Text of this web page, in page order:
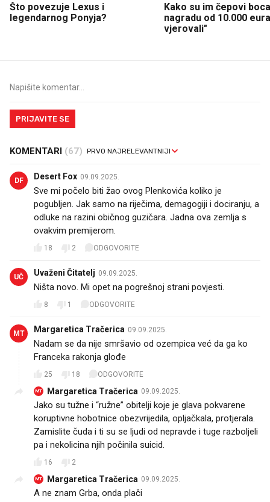
Što povezuje Lexus i
legendarnog Ponyja?
Kako su im čepovi
nagradu od 10.000
vjerovali"
PRIJAVITE SE
KOMENTARI (67)
DF Desert Fox 09.09.2025.
Sve mi počelo biti žao ovog Plenkovića koliko je
pogubljen. Jak samo na riječima, demagogiji i dociranju, a
odluke na razini običnog guzičara. Jadna ova zemlja s
ovakvim premijerom.
18 2 ODGOVORITE
UČ Uvaženi Čitatelj 09.09.2025.
Ništa novo. Mi opet na pogrešnoj strani povjesti.
8 1 ODGOVORITE
MT Margaretica Tračerica 09.09.2025.
Nadam se da nije smršavio od ozempica već da ga ko
Franceka rakonja glođe
25 18 ODGOVORITE
MT Margaretica Tračerica 09.09.2025.
Jako su tužne i “ružne” obitelji koje je glava pokvarene
koruptivne hobotnice obezvrijedila, opljačkala, protjerala.
Zamislite čuda i ti su se ljudi od nepravde i tuge razboljeli
pa i nekolicina njih počinila suicid.
16 2
MT Margaretica Tračerica 09.09.2025.
A ne znam Grba, onda plači